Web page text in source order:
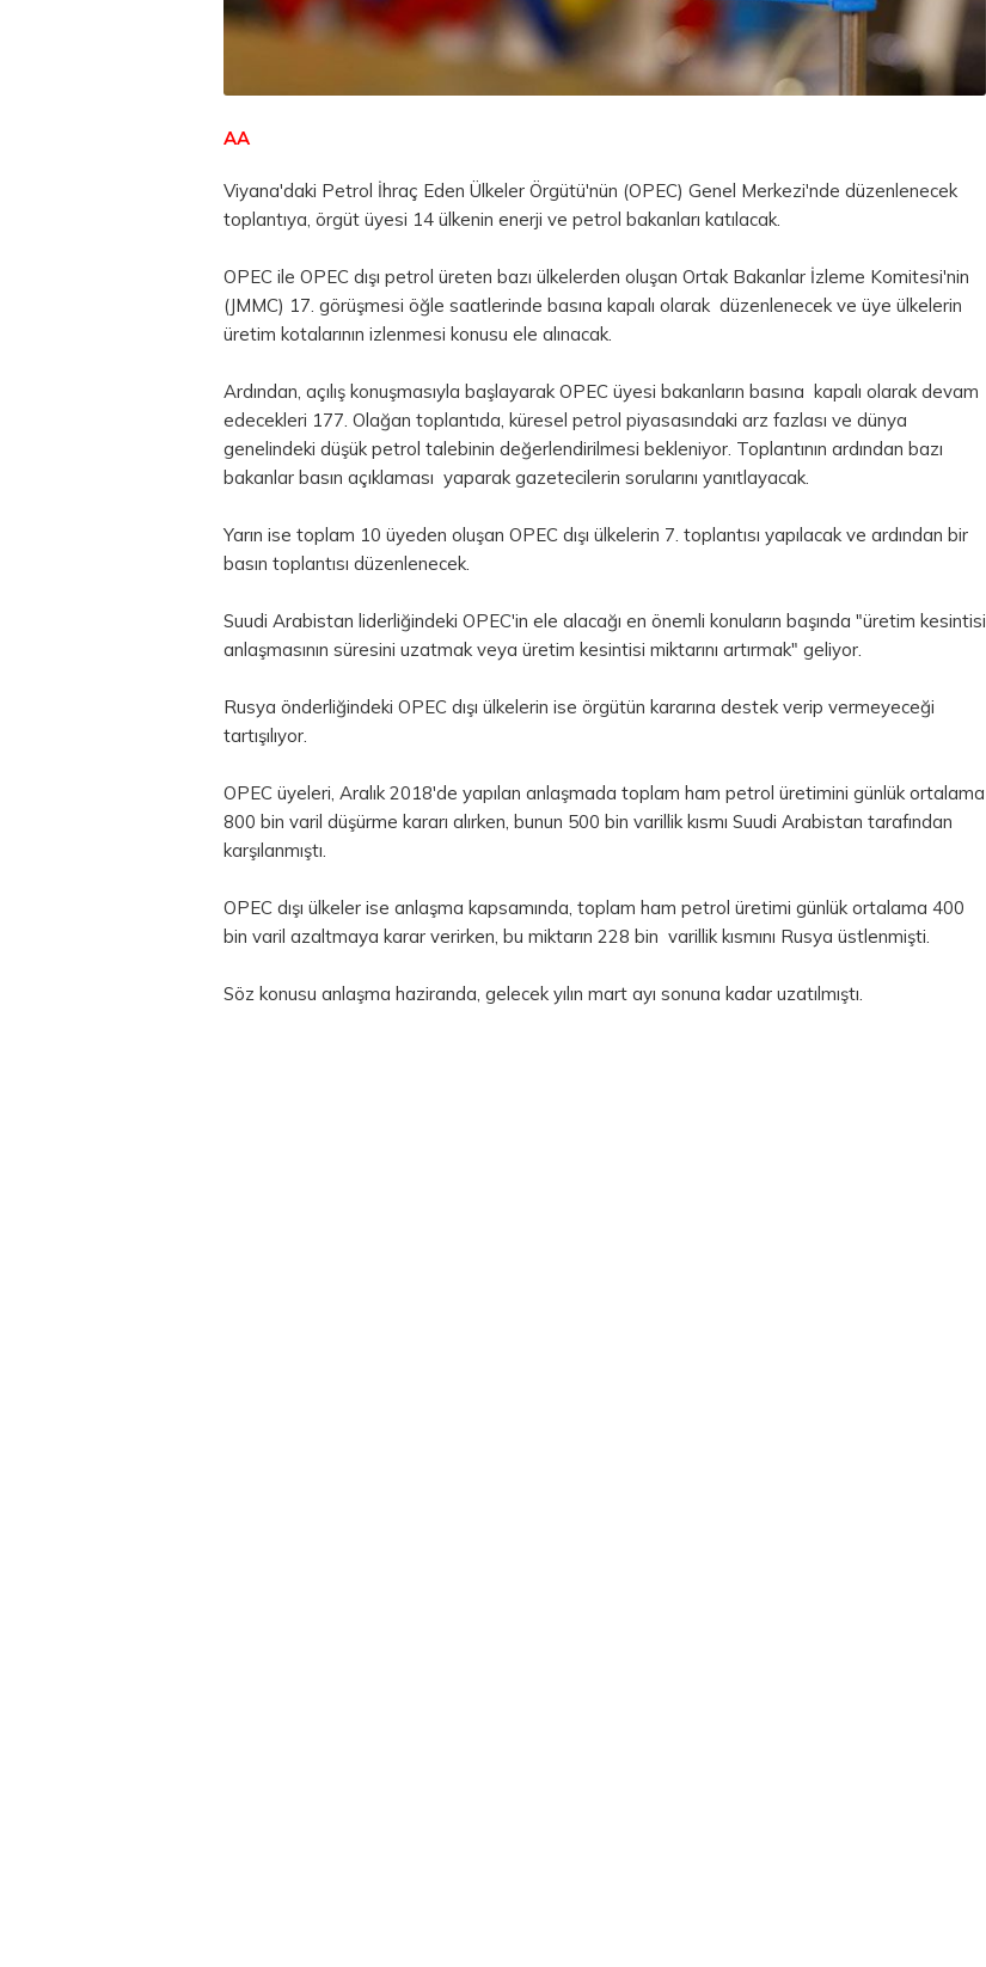
AA
Viyana'daki Petrol İhraç Eden Ülkeler Örgütü'nün (OPEC) Genel Merkezi'nde düzenlenecek
toplantıya, örgüt üyesi 14 ülkenin enerji ve petrol bakanları katılacak.
OPEC ile OPEC dışı petrol üreten bazı ülkelerden oluşan Ortak Bakanlar İzleme Komitesi'nin
(JMMC) 17. görüşmesi öğle saatlerinde basına kapalı olarak düzenlenecek ve üye ülkelerin
üretim kotalarının izlenmesi konusu ele alınacak.
Ardından, açılış konuşmasıyla başlayarak OPEC üyesi bakanların basına kapalı olarak devam
edecekleri 177. Olağan toplantıda, küresel petrol piyasasındaki arz fazlası ve dünya
genelindeki düşük petrol talebinin değerlendirilmesi bekleniyor. Toplantının ardından bazı
bakanlar basın açıklaması yaparak gazetecilerin sorularını yanıtlayacak.
Yarın ise toplam 10 üyeden oluşan OPEC dışı ülkelerin 7. toplantısı yapılacak ve ardından bir
basın toplantısı düzenlenecek.
Suudi Arabistan liderliğindeki OPEC'in ele alacağı en önemli konuların başında "üretim kesintisi
anlaşmasının süresini uzatmak veya üretim kesintisi miktarını artırmak" geliyor.
Rusya önderliğindeki OPEC dışı ülkelerin ise örgütün kararına destek verip vermeyeceği
tartışılıyor.
OPEC üyeleri, Aralık 2018'de yapılan anlaşmada toplam ham petrol üretimini günlük ortalama
800 bin varil düşürme kararı alırken, bunun 500 bin varillik kısmı Suudi Arabistan tarafından
karşılanmıştı.
OPEC dışı ülkeler ise anlaşma kapsamında, toplam ham petrol üretimi günlük ortalama 400
bin varil azaltmaya karar verirken, bu miktarın 228 bin varillik kısmını Rusya üstlenmişti.
Söz konusu anlaşma haziranda, gelecek yılın mart ayı sonuna kadar uzatılmıştı.